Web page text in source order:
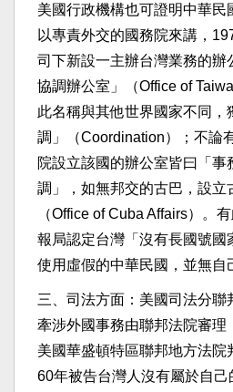
美國行政機構也可證明中華民
以專責外交的國務院來講，
司下新設一主辦台灣業務的辦
協調辦公室」（Office of
此名稱與其他世界國家不同，
調」（Coordination）；不論
院設立該國的辦公室皆曰「事
調」，如無邦交的古巴，設立
（Office of Cuba Affairs）。
報局認定台灣「沒有長國號國
使用虛假的中華民國，並無自
三、司法方面：美國司法分聯
牽涉外國事務由聯邦法院審理
美國華盛頓特區聯邦地方法院
60年被告台灣人沒有屬於自